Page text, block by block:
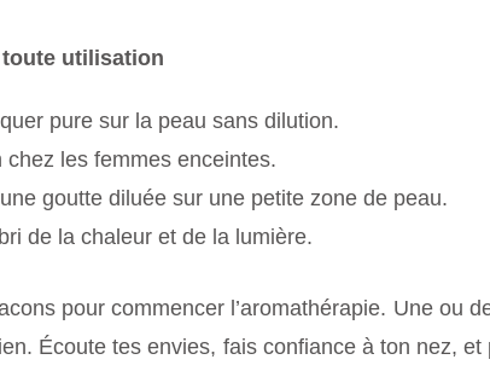
utilisation
pure sur la peau sans dilution.
chez les femmes enceintes.
goutte diluée sur une petite zone de peau.
de la chaleur et de la lumière.
pour commencer l’aromathérapie. Une
Écoute tes envies, fais confiance à ton nez,